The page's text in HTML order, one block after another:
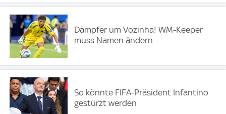
Dämpfer um Vozinha! WM-Keeper
muss Namen ändern
So könnte FIFA-Präsident Infantino
gestürzt werden